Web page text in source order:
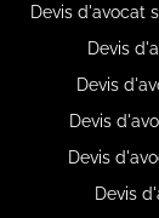
Devis d'avocat
Devis
Devis
Devis
Devis
Devis